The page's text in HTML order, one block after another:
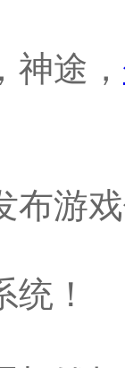
，神途，
布游
！